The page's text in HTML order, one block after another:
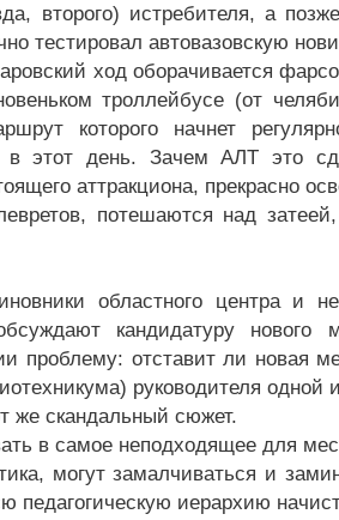
второго) истребителя, а
тестировал автовазовскую
ход оборачивается
троллейбусе (от
которого начнет
этот день. Зачем АЛТ это
аттракциона, прекрасно
потешаются над
областного центра и
кандидатуру нового
проблему: отставит ли новая
руководителя одной
же скандальный сюжет.
в самое неподходящее для
могут замалчиваться и
педагогическую иерархию